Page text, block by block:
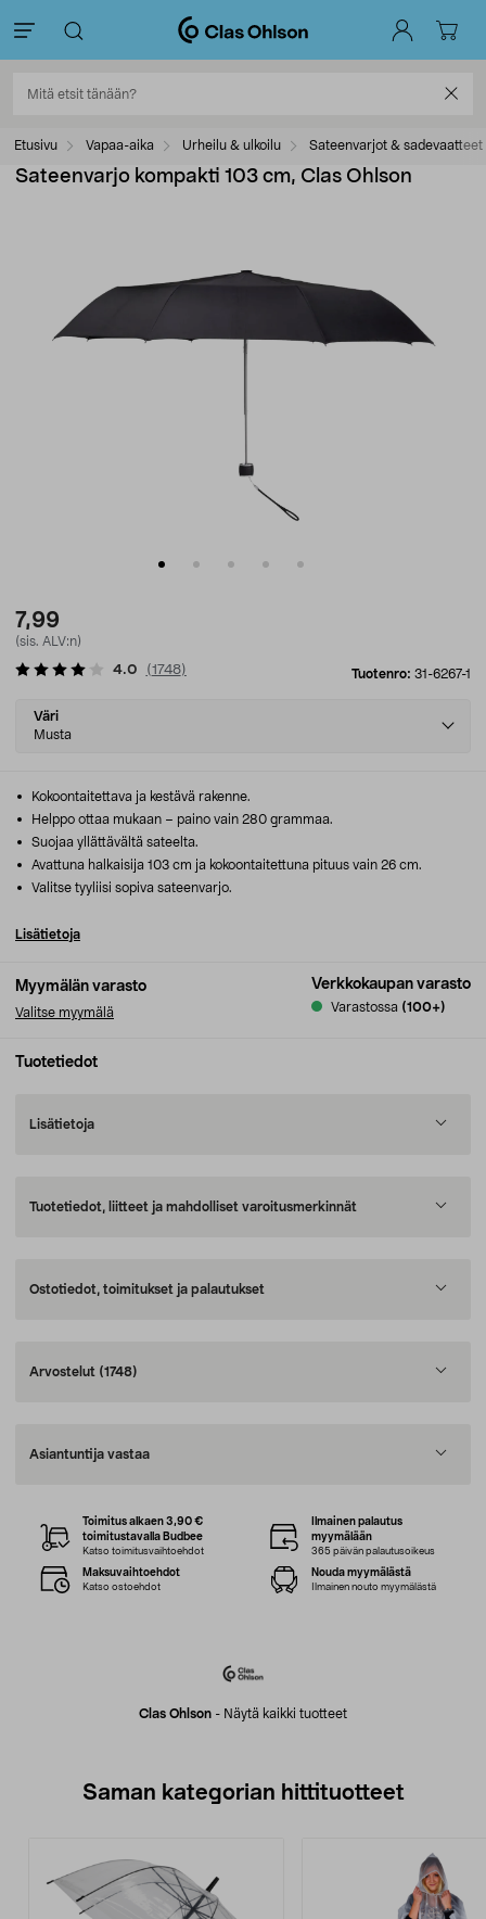
Etusivu Vapaa-aika Urheilu & ulkoilu Sateenvarjot & sadevaatteet
Sateenvarjo kompakti 103 cm, Clas Ohlson
7,99
(sis. ALV:n)
Tuotenro: 31-6267-1
4.0 (1748)
Select
variant
Väri
Musta
Myymälän varasto
Valitse myymälä
Verkkokaupan varasto
Varastossa (100+)
Kokoontaitettava ja kestävä rakenne.
Helppo ottaa mukaan – paino vain 280 grammaa.
Suojaa yllättävältä sateelta.
Avattuna halkaisija 103 cm ja kokoontaitettuna pituus vain 26 cm.
Valitse tyyliisi sopiva sateenvarjo.
Lisätietoja
Tuotetiedot
Lisätietoja
Tuotetiedot, liitteet ja mahdolliset varoitusmerkinnät
Ostotiedot, toimitukset ja palautukset
Arvostelut (1748)
Asiantuntija vastaa
Clas Ohlson - Näytä kaikki tuotteet
Toimitus alkaen 3,90 €
toimitustavalla Budbee
Katso toimitusvaihtoehdot
Ilmainen palautus
myymälään
365 päivän palautusoikeus
Maksuvaihtoehdot
Katso ostoehdot
Nouda myymälästä
Ilmainen nouto myymälästä
Saman kategorian hittituotteet